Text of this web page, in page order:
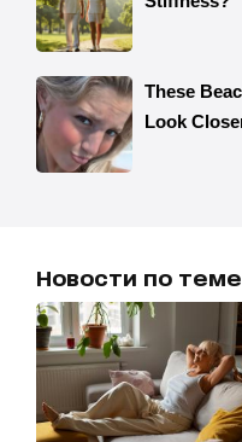
Новости по теме